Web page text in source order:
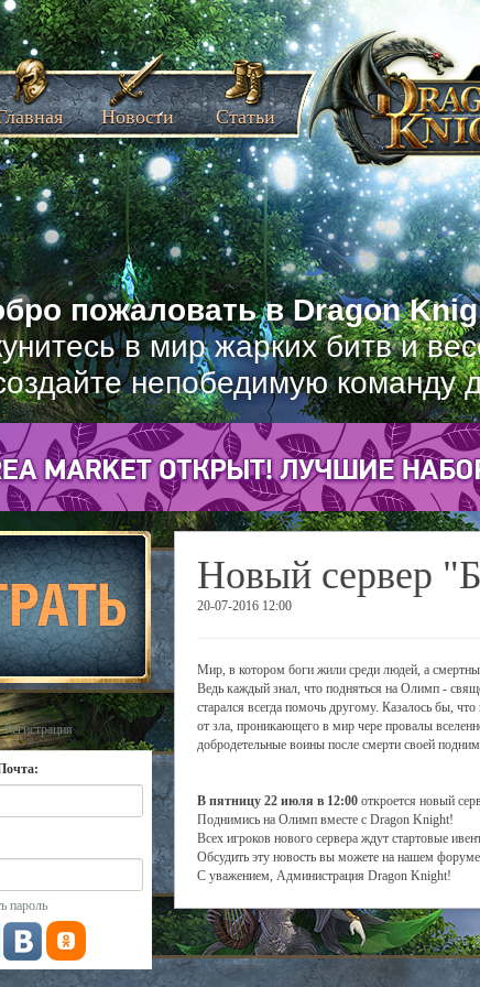
пожаловать в Dragon
в мир жарких битв и
непобедимую команду
Новости Статьи
Регистрация
пароль
Новый сервер
20-07-2016 12:00
Мир, в котором боги жили среди людей, а
Ведь каждый знал, что подняться на Олимп -
старался всегда помочь другому. Казалось бы,
от зла, проникающего в мир чере провалы
добродетельные воины после смерти своей
В пятницу 22 июля в 12:00 откроется новый
Поднимись на Олимп вместе с Dragon Knight!
Всех игроков нового сервера ждут стартовые
Обсудить эту новость вы можете на нашем
С уважением, Администрация Dragon Knight!